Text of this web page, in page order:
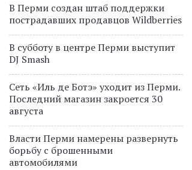
В Перми создан штаб поддержки
пострадавших продавцов Wildberries
В субботу в центре Перми выступит
DJ Smash
Сеть «Иль де Ботэ» уходит из Перми.
Последний магазин закроется 30
августа
Власти Перми намерены развернуть
борьбу с брошенными
автомобилями